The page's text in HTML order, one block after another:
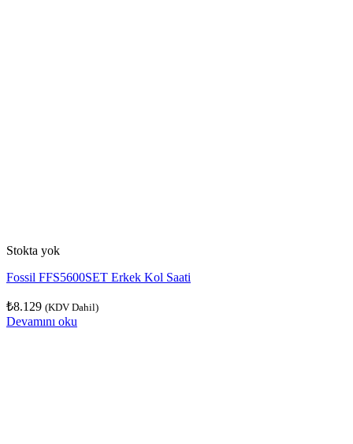
Stokta yok
Fossil FFS5600SET Erkek Kol Saati
₺8.129 (KDV Dahil)
Devamını oku